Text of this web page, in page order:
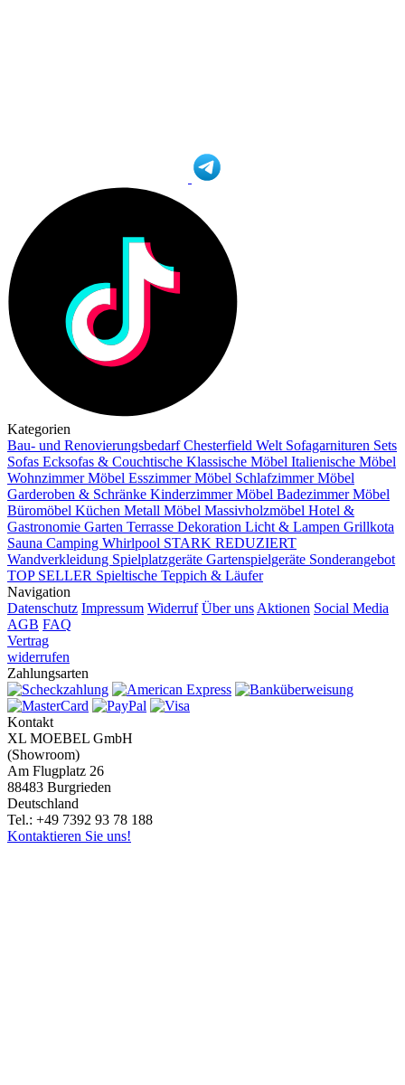
Kategorien
Bau- und RenovierungsbedarfChesterfield Welt Sofagarnituren Sets
Sofas Ecksofas & Couchtische Klassische Möbel Italienische Möbel
Wohnzimmer Möbel Esszimmer Möbel Schlafzimmer Möbel
Garderoben & Schränke Kinderzimmer Möbel Badezimmer Möbel
Büromöbel Küchen Metall Möbel Massivholzmöbel Hotel &
Gastronomie Garten Terrasse Dekoration Licht & Lampen Grillkota
Sauna Camping Whirlpool STARK REDUZIERT
Wandverkleidung Spielplatzgeräte Gartenspielgeräte Sonderangebot
TOP SELLER Spieltische Teppich & Läufer
Navigation
Datenschutz Impressum Widerruf Über uns Aktionen Social Media
AGB FAQ
Vertrag
widerrufen
Zahlungsarten
Kontakt
XL MOEBEL GmbH
(Showroom)
Am Flugplatz 26
88483 Burgrieden
Deutschland
Tel.: +49 7392 93 78 188
Kontaktieren Sie uns!